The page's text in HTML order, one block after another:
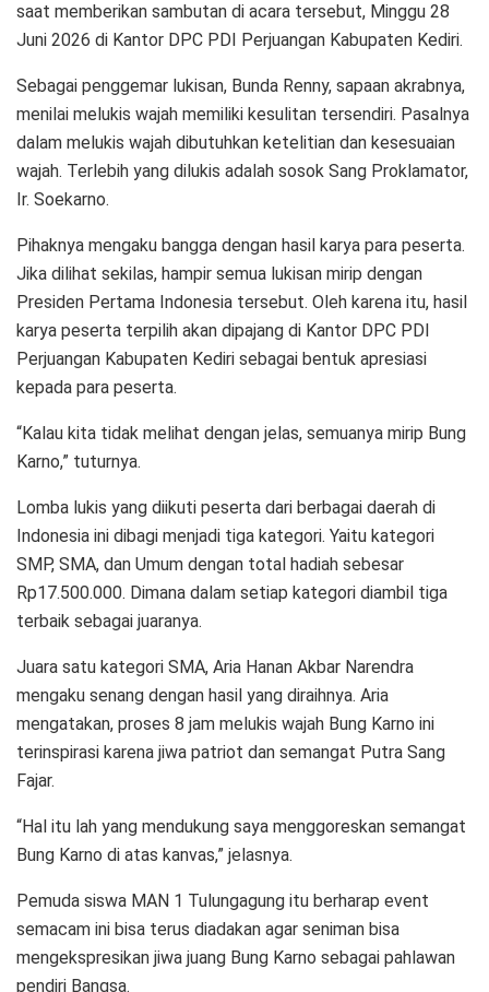
saat memberikan sambutan di acara tersebut, Minggu 28
Juni 2026 di Kantor DPC PDI Perjuangan Kabupaten Kediri.
Sebagai penggemar lukisan, Bunda Renny, sapaan akrabnya,
menilai melukis wajah memiliki kesulitan tersendiri. Pasalnya
dalam melukis wajah dibutuhkan ketelitian dan kesesuaian
wajah. Terlebih yang dilukis adalah sosok Sang Proklamator,
Ir. Soekarno.
Pihaknya mengaku bangga dengan hasil karya para peserta.
Jika dilihat sekilas, hampir semua lukisan mirip dengan
Presiden Pertama Indonesia tersebut. Oleh karena itu, hasil
karya peserta terpilih akan dipajang di Kantor DPC PDI
Perjuangan Kabupaten Kediri sebagai bentuk apresiasi
kepada para peserta.
“Kalau kita tidak melihat dengan jelas, semuanya mirip Bung
Karno,” tuturnya.
Lomba lukis yang diikuti peserta dari berbagai daerah di
Indonesia ini dibagi menjadi tiga kategori. Yaitu kategori
SMP, SMA, dan Umum dengan total hadiah sebesar
Rp17.500.000. Dimana dalam setiap kategori diambil tiga
terbaik sebagai juaranya.
Juara satu kategori SMA, Aria Hanan Akbar Narendra
mengaku senang dengan hasil yang diraihnya. Aria
mengatakan, proses 8 jam melukis wajah Bung Karno ini
terinspirasi karena jiwa patriot dan semangat Putra Sang
Fajar.
“Hal itu lah yang mendukung saya menggoreskan semangat
Bung Karno di atas kanvas,” jelasnya.
Pemuda siswa MAN 1 Tulungagung itu berharap event
semacam ini bisa terus diadakan agar seniman bisa
mengekspresikan jiwa juang Bung Karno sebagai pahlawan
pendiri Bangsa.